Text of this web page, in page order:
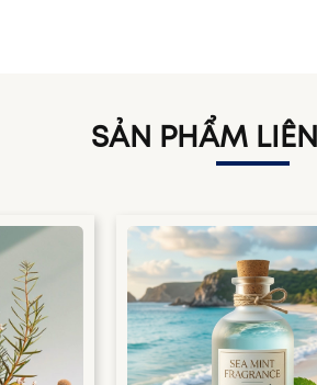
SẢN PHẨM